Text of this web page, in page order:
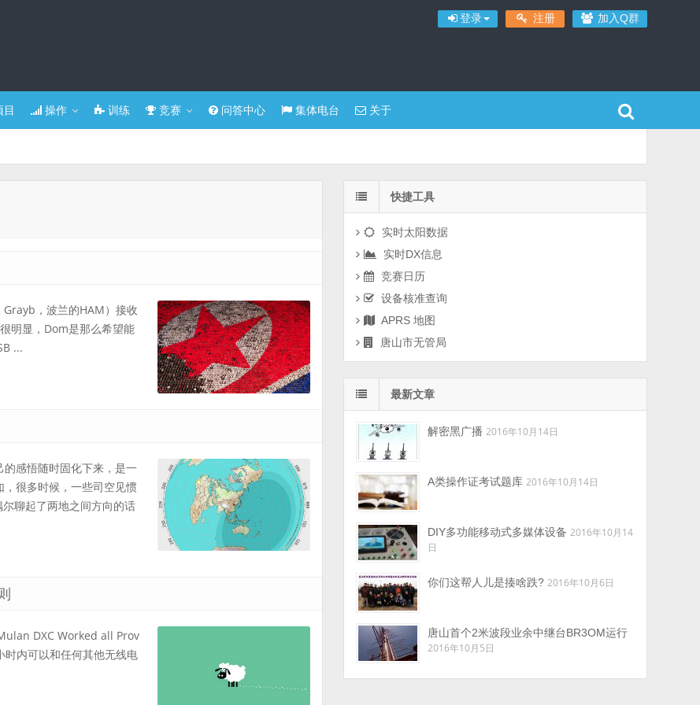
登录 注册 加入Q群
目 操作 训练 竞赛 问答中心 集体电台 关于
，波兰的HAM）接收
明显，Dom是那么希望能
...
感悟随时固化下来，是一
很多时候，一些司空见惯
聊起了两地之间方向的话
DXC Worked all Prov
内可以和任何其他无线电
快捷工具
实时太阳数据
实时DX信息
竞赛日历
设备核准查询
APRS 地图
唐山市无管局
最新文章
解密黑广播 2016年10月14日
A类操作证考试题库 2016年10月14日
DIY多功能移动式多媒体设备 2016年10月14
日
你们这帮人儿是揍啥跌? 2016年10月6日
唐山首个2米波段业余中继台BR3OM运行
2016年10月5日